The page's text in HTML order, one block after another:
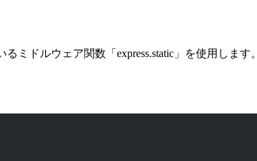
ミドルウェア関数「express.static」を使用します。